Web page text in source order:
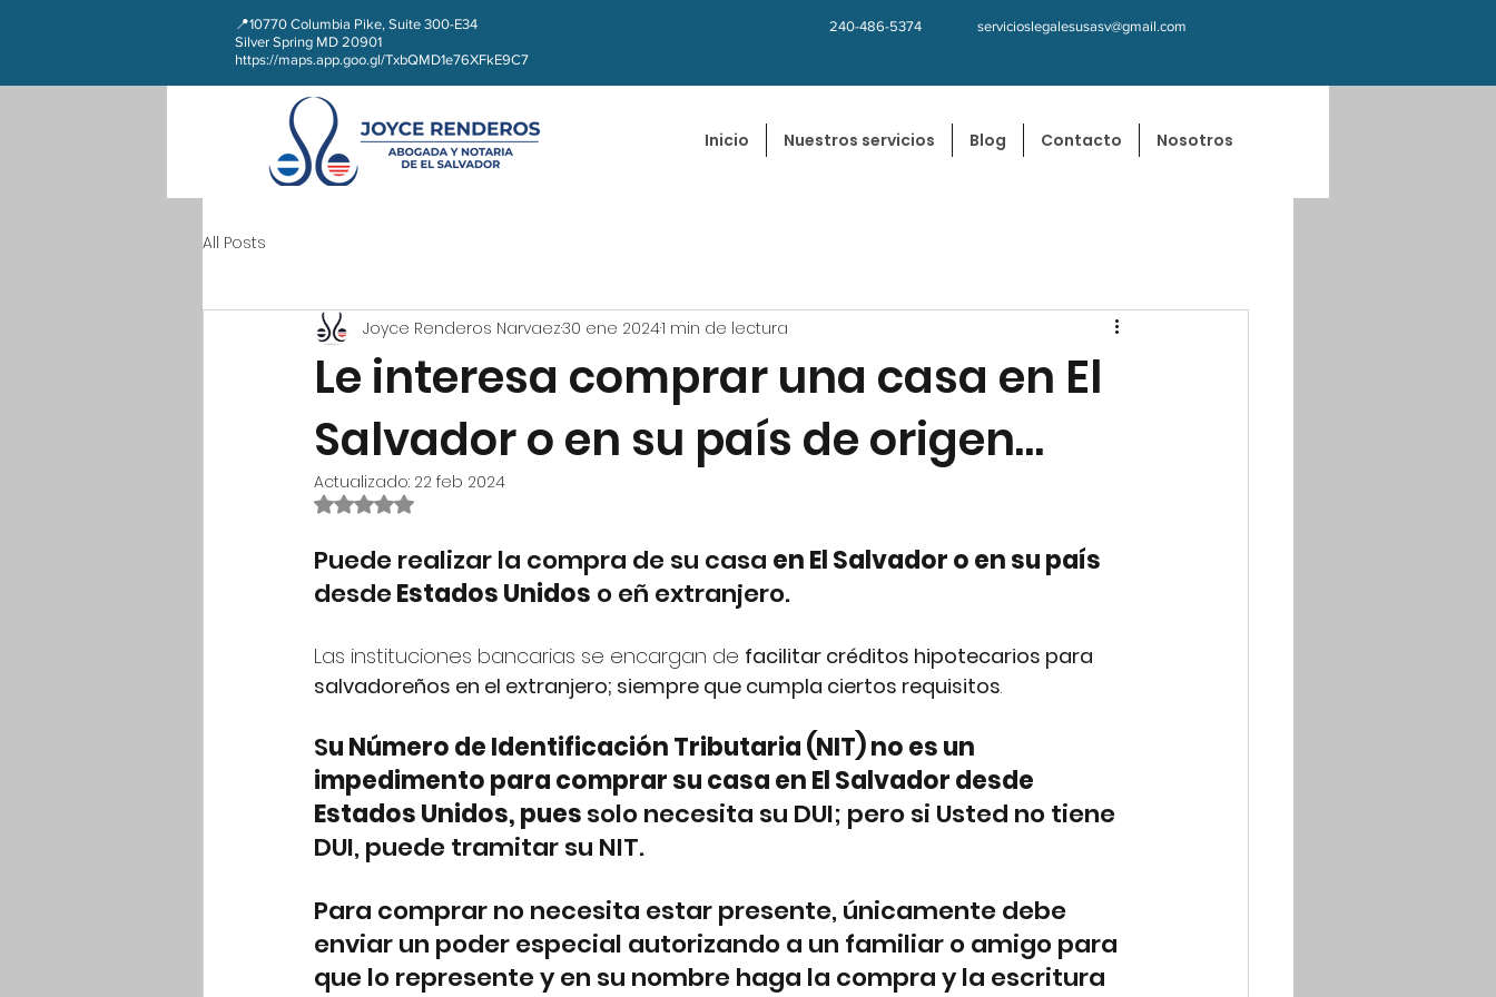
📍10770 Columbia Pike, Suite 300-E34
Silver Spring MD 20901
https://maps.app.goo.gl/TxbQMD1e76XFkE9C7
240-486-5374 servicioslegalesusasv@gmail.com
Inicio Nuestros servicios Blog Contacto Nosotros
All Posts
Le interesa comprar una casa en El
Salvador o en su país de origen…
Joyce Renderos Narvaez30 ene 20241 min de lectura
Actualizado: 22 feb 2024
Obtuvo NaN de 5 estrellas.
Puede realizar la compra de su casa en El Salvador o en su país
desde Estados Unidos o eñ extranjero.
Las instituciones bancarias se encargan de facilitar créditos hipotecarios para
salvadoreños en el extranjero; siempre que cumpla ciertos requisitos.
Su Número de Identificación Tributaria (NIT) no es un
impedimento para comprar su casa en El Salvador desde
Estados Unidos, pues solo necesita su DUI; pero si Usted no tiene
DUI, puede tramitar su NIT.
Para comprar no necesita estar presente, únicamente debe
enviar un poder especial autorizando a un familiar o amigo para
que lo represente y en su nombre haga la compra y la escritura